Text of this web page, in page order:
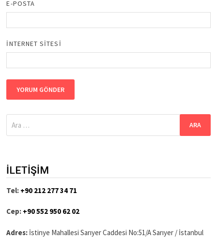
E-POSTA
İNTERNET SITESI
İLETİŞİM
Tel: +90 212 277 34 71
Cep: +90 552 950 62 02
Adres: İstinye Mahallesi Sarıyer Caddesi No:51/A Sarıyer / İstanbul